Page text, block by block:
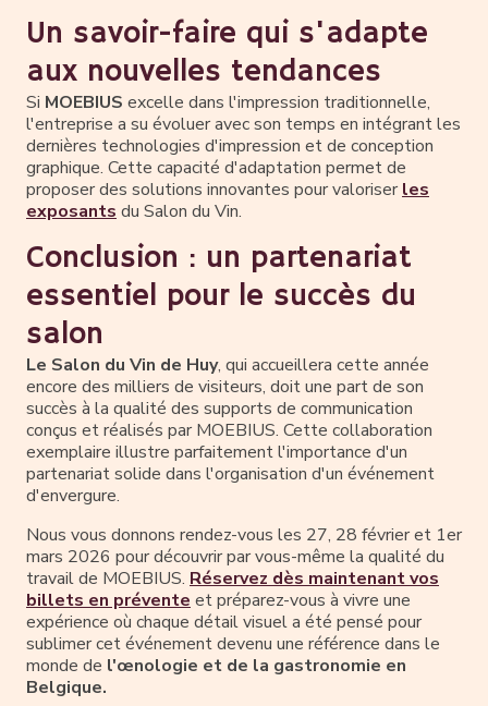
Un savoir-faire qui s'adapte
aux nouvelles tendances
Si MOEBIUS excelle dans l'impression traditionnelle,
l'entreprise a su évoluer avec son temps en intégrant les
dernières technologies d'impression et de conception
graphique. Cette capacité d'adaptation permet de
proposer des solutions innovantes pour valoriser les
exposants du Salon du Vin.
Conclusion : un partenariat
essentiel pour le succès du
salon
Le Salon du Vin de Huy, qui accueillera cette année
encore des milliers de visiteurs, doit une part de son
succès à la qualité des supports de communication
conçus et réalisés par MOEBIUS. Cette collaboration
exemplaire illustre parfaitement l'importance d'un
partenariat solide dans l'organisation d'un événement
d'envergure.
Nous vous donnons rendez-vous les 27, 28 février et 1er
mars 2026 pour découvrir par vous-même la qualité du
travail de MOEBIUS. Réservez dès maintenant vos
billets en prévente et préparez-vous à vivre une
expérience où chaque détail visuel a été pensé pour
sublimer cet événement devenu une référence dans le
monde de l'œnologie et de la gastronomie en
Belgique.